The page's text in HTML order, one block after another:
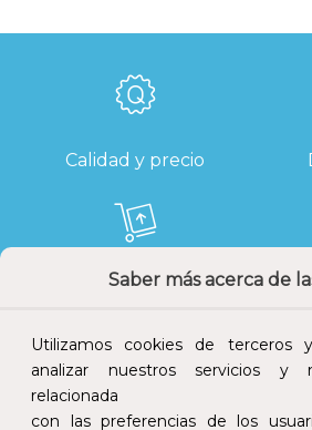
Saber más acerca de
Utilizamos cookies de terceros
analizar nuestros servicios y
relacionada
con las preferencias de los
Calidad y precio
Devoluciones
Atención al cliente